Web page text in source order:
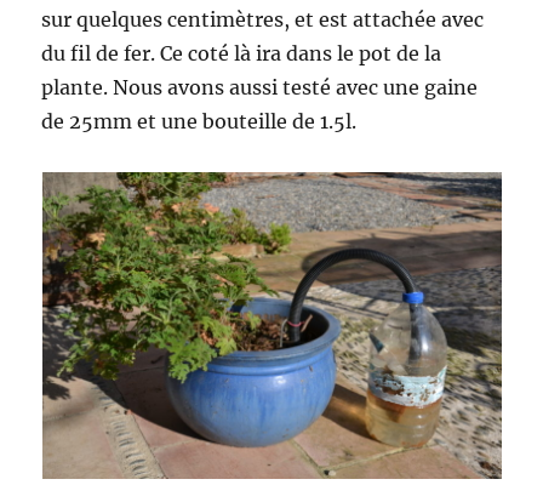
sur quelques centimètres, et est attachée avec
du fil de fer. Ce coté là ira dans le pot de la
plante. Nous avons aussi testé avec une gaine
de 25mm et une bouteille de 1.5l.